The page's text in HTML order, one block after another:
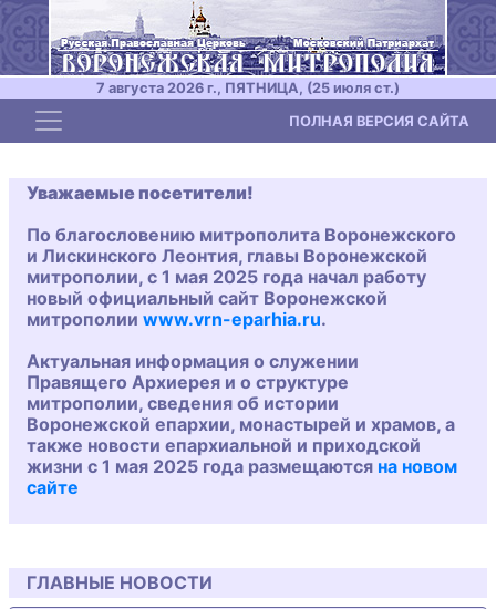
7 августа 2026 г., ПЯТНИЦА, (25 июля ст.)
Toggle navigation ПОЛНАЯ ВЕРСИЯ САЙТА
Уважаемые посетители!
По благословению митрополита Воронежского
и Лискинского Леонтия, главы Воронежской
митрополии, с 1 мая 2025 года начал работу
новый официальный сайт Воронежской
митрополии www.vrn-eparhia.ru.
Актуальная информация о служении
Правящего Архиерея и о структуре
митрополии, сведения об истории
Воронежской епархии, монастырей и храмов, а
также новости епархиальной и приходской
жизни с 1 мая 2025 года размещаются на новом
сайте
ГЛАВНЫЕ НОВОСТИ